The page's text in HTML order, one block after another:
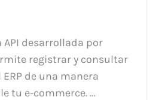
API desarrollada por
registrar y consultar
de una manera
tu e-commerce. …